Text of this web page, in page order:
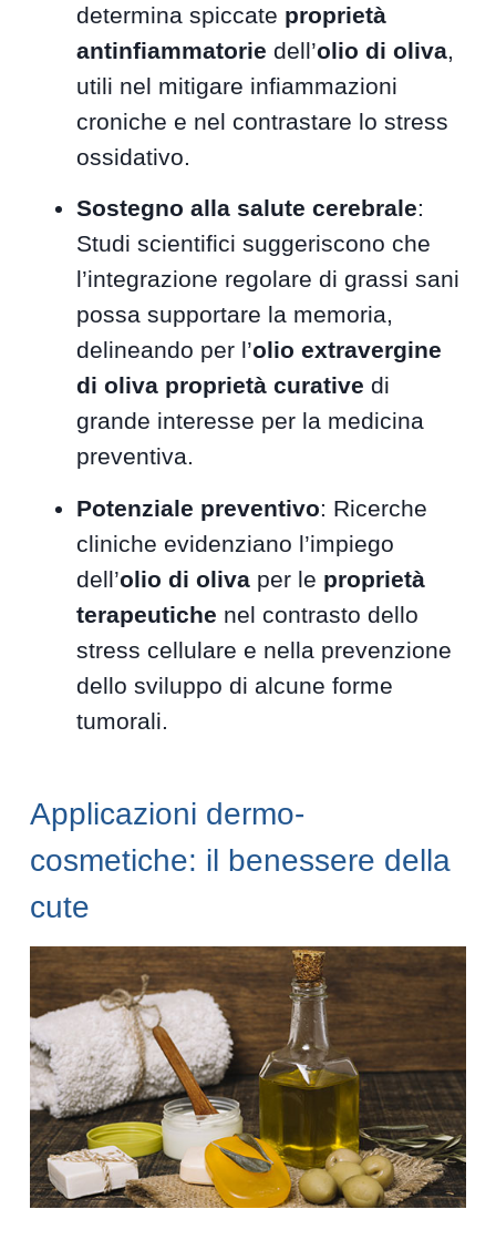
determina spiccate proprietà
antinfiammatorie dell’olio di oliva,
utili nel mitigare infiammazioni
croniche e nel contrastare lo stress
ossidativo.
Sostegno alla salute cerebrale:
Studi scientifici suggeriscono che
l’integrazione regolare di grassi sani
possa supportare la memoria,
delineando per l’olio extravergine
di oliva proprietà curative di
grande interesse per la medicina
preventiva.
Potenziale preventivo: Ricerche
cliniche evidenziano l’impiego
dell’olio di oliva per le proprietà
terapeutiche nel contrasto dello
stress cellulare e nella prevenzione
dello sviluppo di alcune forme
tumorali.
Applicazioni dermo-
cosmetiche: il benessere della
cute